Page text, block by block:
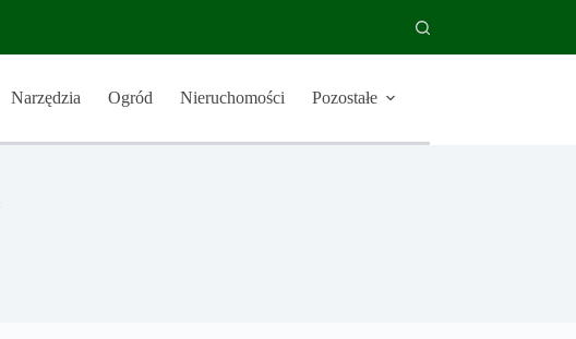
Narzędzia Ogród Nieruchomości Pozostałe